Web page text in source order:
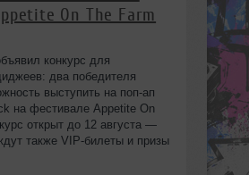
On The Farm
конкурс для
два победителя
выступить на поп‑ап
на фестивале Appetite On
открыт до 12 августа —
также VIP‑билеты и призы